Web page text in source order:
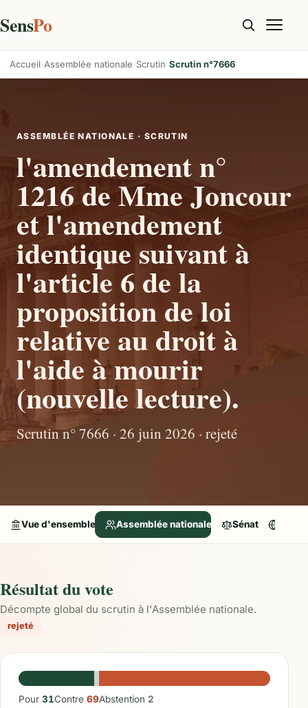
SensPo
Accueil Assemblée nationale Scrutin Scrutin n°7666
ASSEMBLÉE NATIONALE · SCRUTIN
l'amendement n°
1216 de Mme Joncour
et l'amendement
identique suivant à
l'article 6 de la
proposition de loi
relative au droit à
l'aide à mourir
(nouvelle lecture).
Scrutin n° 7666 · 26 juin 2026 · rejeté
Vue d'ensemble Assemblée nationale Sénat
Résultat du vote
Décompte global du scrutin à l'Assemblée nationale.
rejeté
Pour 31Contre 69Abstention 2